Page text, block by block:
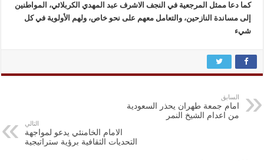
كما دعا ممثل المرجعية في النجف الاشرف عبد المهدي الكربلائي، المواطنين
إلى مساندة النازحين، والتعامل معهم على نحو خاص، ولهم الأولوية في كل
شيء
السابق
امام جمعة طهران يحذر السعودية
من اعدام الشيخ النمر
التالي
الامام الخامنئي يدعو لمواجهة
التحديات الثقافية برؤية ستراتيجية